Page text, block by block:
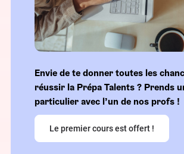
Envie de te donner toutes les
réussir la Prépa Talents ? Prends
particulier avec l’un de nos profs !
Le premier cours est offert !